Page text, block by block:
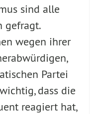
sind alle
gefragt.
wegen ihrer
Partei
dass die
reagiert hat,